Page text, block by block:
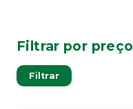
Filtrar por preço
Filtrar